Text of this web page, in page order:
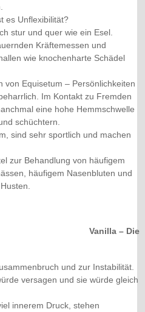
es Unflexibilität?
stur und quer wie ein Esel.
Kräftemessen und
wie knochenharte Schädel
von Equisetum – Persönlichkeiten
Im Kontakt zu Fremden
eine hohe Hemmschwelle
schüchtern.
sind sehr sportlich und machen
zur Behandlung von häufigem
häufigem Nasenbluten und
Vanilla – Die
und zur Instabilität.
versagen und sie würde gleich
innerem Druck, stehen